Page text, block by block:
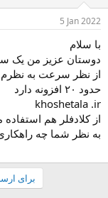
ن
د
ه
و
ض
و
ع
و
5 Jan 2022
با سلام
دوستان عزیز من یک
از نظر سرعت به
حدود ۲۰ افزونه دارد
khoshetala .ir
از کلادفلر هم
به نظر شما چه
برای